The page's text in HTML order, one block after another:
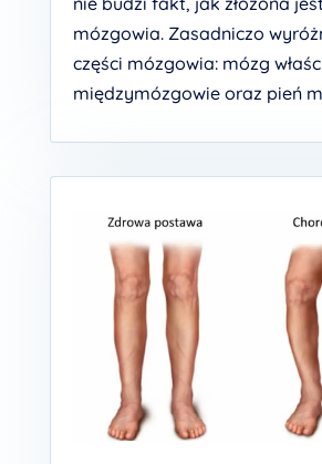
mózgowia. Zasadniczo
części mózgowia: mózg
międzymózgowie oraz pień